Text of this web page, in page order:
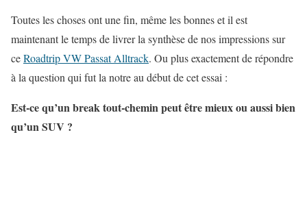
Toutes les choses ont une fin, même les bonnes et il est
maintenant le temps de livrer la synthèse de nos impressions sur
ceRoadtrip VW Passat Alltrack. Ou plus exactement de répondre
à la question qui fut la notre au début de cet essai :
Est-ce qu’un break tout-chemin peut être mieux ou aussi bien
qu’un SUV ?